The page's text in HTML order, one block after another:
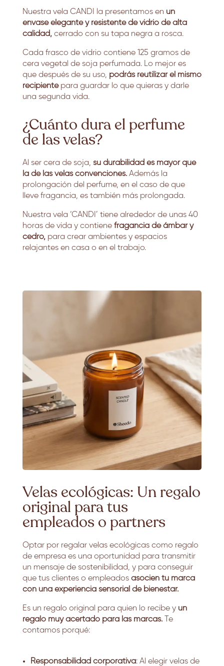
Nuestra vela CANDI la presentamos en un
envase elegante y resistente de vidrio de alta
calidad,cerrado con su tapa negra a rosca.
Cada frasco de vidrio contiene 125 gramos de
cera vegetal de soja perfumada. Lo mejor es
que después de su uso, podrás reutilizar el mismo
recipientepara guardar lo que quieras y darle
una segunda vida.
¿Cuánto dura el perfume
de las velas?
Al ser cera de soja, su durabilidad es mayor que
la de las velas convenciones.Además la
prolongación del perfume, en el caso de que
lleve fragancia, es también más prolongada.
Nuestra vela ‘CANDI’ tiene alrededor de unas 40
horas de vida y contiene fragancia de ámbar y
cedro,para crear ambientes y espacios
relajantes en casa o en el trabajo.
Velas ecológicas: Un regalo
original para tus
empleados o partners
Optar por regalar velas ecológicas como regalo
de empresa es una oportunidad para transmitir
un mensaje de sostenibilidad, y para conseguir
que tus clientes o empleados asocien tu marca
con una experiencia sensorial de bienestar.
Es un regalo original para quien lo recibe y un
regalo muy acertado para las marcas.Te
contamos porqué:
Responsabilidad corporativa: Al elegir velas de